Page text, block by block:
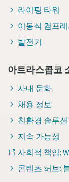
라이팅 타워
이동식 컴프레
발전기
아트라스콥코
사내 문화
채용 정보
친환경 솔루션
지속 가능성
사회적 책임:
콘텐츠 허브: